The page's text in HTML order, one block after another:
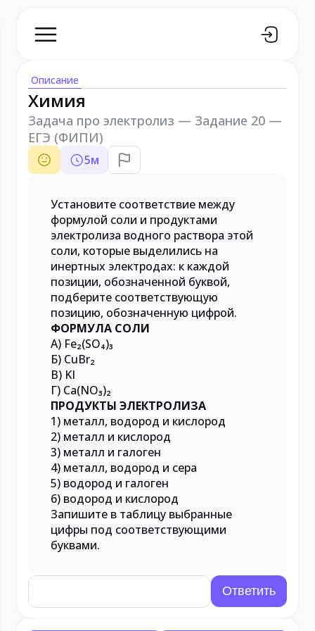
Описание
Химия
Задача про электролиз — Задание 20 —
ЕГЭ (ФИПИ)
5м
Установите соответствие между
формулой соли и продуктами
электролиза водного раствора этой
соли, которые выделились на
инертных электродах: к каждой
позиции, обозначенной буквой,
подберите соответствующую
позицию, обозначенную цифрой.
ФОРМУЛА СОЛИ
А) Fe₂(SO₄)₃
Б) CuBr₂
В) KI
Г) Ca(NO₃)₂
ПРОДУКТЫ ЭЛЕКТРОЛИЗА
1) металл, водород и кислород
2) металл и кислород
3) металл и галоген
4) металл, водород и сера
5) водород и галоген
6) водород и кислород
Запишите в таблицу выбранные
цифры под соответствующими
буквами.